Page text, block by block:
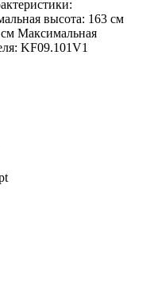
высота: 163 см
Максимальная
KF09.101V1